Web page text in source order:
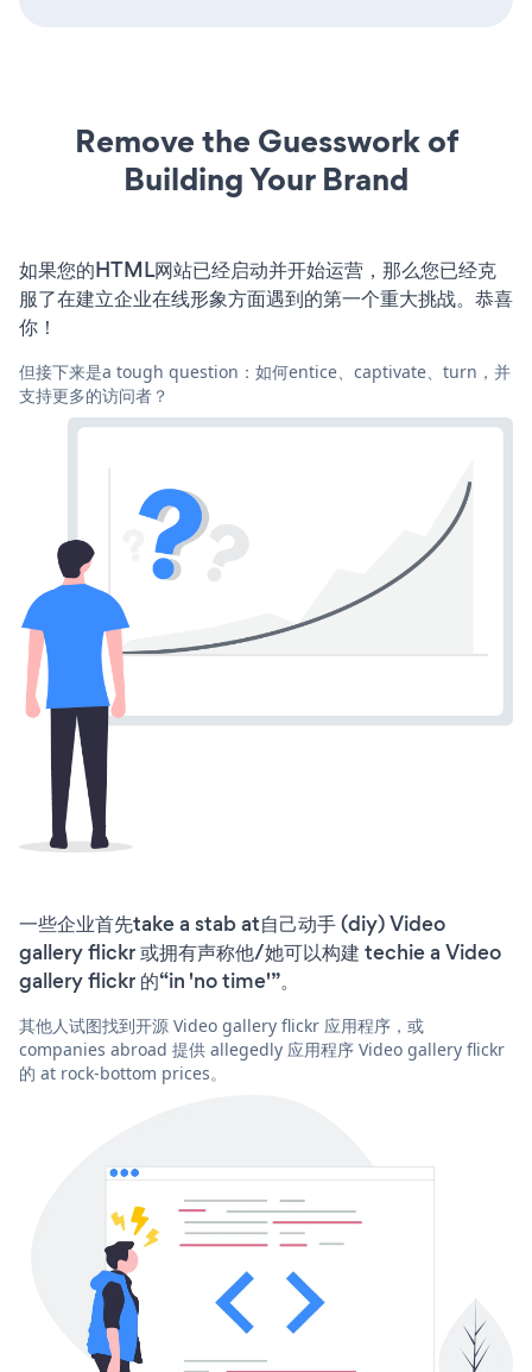
Remove the Guesswork of
Building Your Brand
如果您的HTML网站已经启动并开始运营，那么您已经克
服了在建立企业在线形象方面遇到的第一个重大挑战。恭喜
你！
但接下来是a tough question：如何entice、captivate、turn，并
支持更多的访问者？
一些企业首先take a stab at自己动手 (diy) Video
gallery flickr 或拥有声称他/她可以构建 techie a Video
gallery flickr 的“in 'no time'”。
其他人试图找到开源 Video gallery flickr 应用程序，或
companies abroad 提供 allegedly 应用程序 Video gallery flickr
的 at rock-bottom prices。